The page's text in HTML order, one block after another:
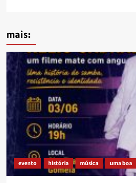
mais:
evento história música uma boa